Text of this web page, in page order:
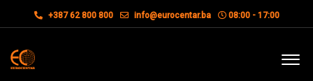
+387 62 800 800 info@eurocentar.ba 08:00 - 17:00